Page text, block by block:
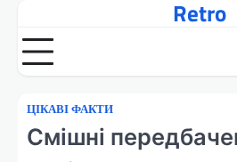
вмісту
Retro
ЦІКАВІ ФАКТИ
Смішні